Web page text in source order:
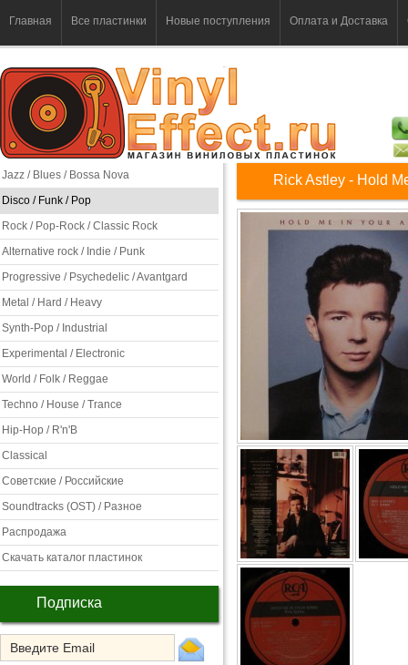
Главная Все пластинки Новые поступления Оплата и Доставка
Jazz / Blues / Bossa Nova
Disco / Funk / Pop
Rock / Pop-Rock / Classic Rock
Alternative rock / Indie / Punk
Progressive / Psychedelic / Avantgard
Metal / Hard / Heavy
Synth-Pop / Industrial
Experimental / Electronic
World / Folk / Reggae
Techno / House / Trance
Hip-Hop / R'n'B
Classical
Советские / Российские
Soundtracks (OST) / Разное
Распродажа
Скачать каталог пластинок
Подписка
Rick Astley - Hold